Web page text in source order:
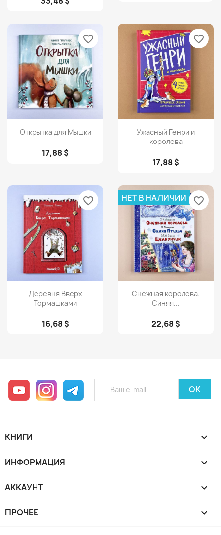
Просмотр
Открытка для Мышки
17,88 $
favorite_border
Просмотр
Ужасный Генри и
королева
17,88 $
favorite_border
Просмотр
Деревня Вверх
Тормашками
16,68 $
favorite_border
Просмотр
Снежная королева.
Синяя...
22,68 $
НЕТ В НАЛИЧИИ favorite_border
YouTube InstagramTelegram
КНИГИ 
ИНФОРМАЦИЯ 
АККАУНТ 
ПРОЧЕЕ 